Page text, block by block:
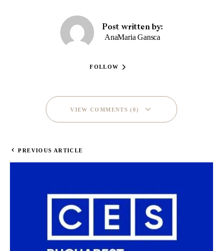
Post written by:
AnaMaria Gansca
FOLLOW
VIEW COMMENTS (0)
PREVIOUS ARTICLE